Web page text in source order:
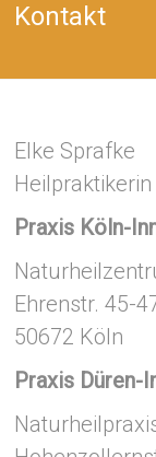
Kontakt
Elke Sprafke
Heilpraktikerin
Praxis Köln-
Ehrenstr. 45-
50672 Köln
Praxis Düren-